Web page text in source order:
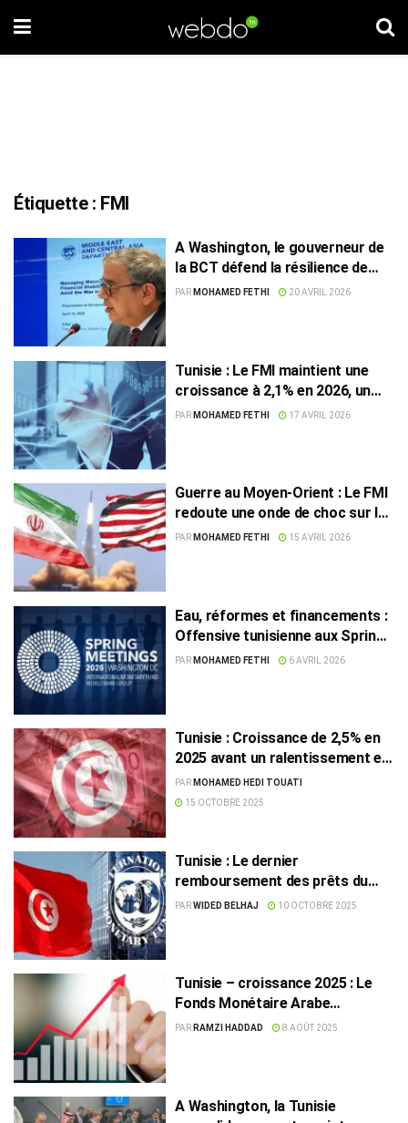
Étiquette : FMI
A Washington, le gouverneur de
la BCT défend la résilience de
l’économie tunisienne
PAR MOHAMED FETHI 20 AVRIL 2026
Tunisie : Le FMI maintient une
croissance à 2,1% en 2026, un
ralentissement attendu en 2027
PAR MOHAMED FETHI 17 AVRIL 2026
Guerre au Moyen-Orient : Le FMI
redoute une onde de choc sur la
finance mondiale
PAR MOHAMED FETHI 15 AVRIL 2026
Eau, réformes et financements :
Offensive tunisienne aux Spring
Meetings
PAR MOHAMED FETHI 6 AVRIL 2026
Tunisie : Croissance de 2,5% en
2025 avant un ralentissement en
2026, selon le FMI
PAR MOHAMED HEDI TOUATI
15 OCTOBRE 2025
Tunisie : Le dernier
remboursement des prêts du
FMI prévu en 2029
PARWIDED BELHAJ 10 OCTOBRE 2025
Tunisie – croissance 2025 : Le
Fonds Monétaire Arabe
nettement plus optimiste que le
PAR RAMZI HADDAD 8 AOÛT 2025
A Washington, la Tunisie